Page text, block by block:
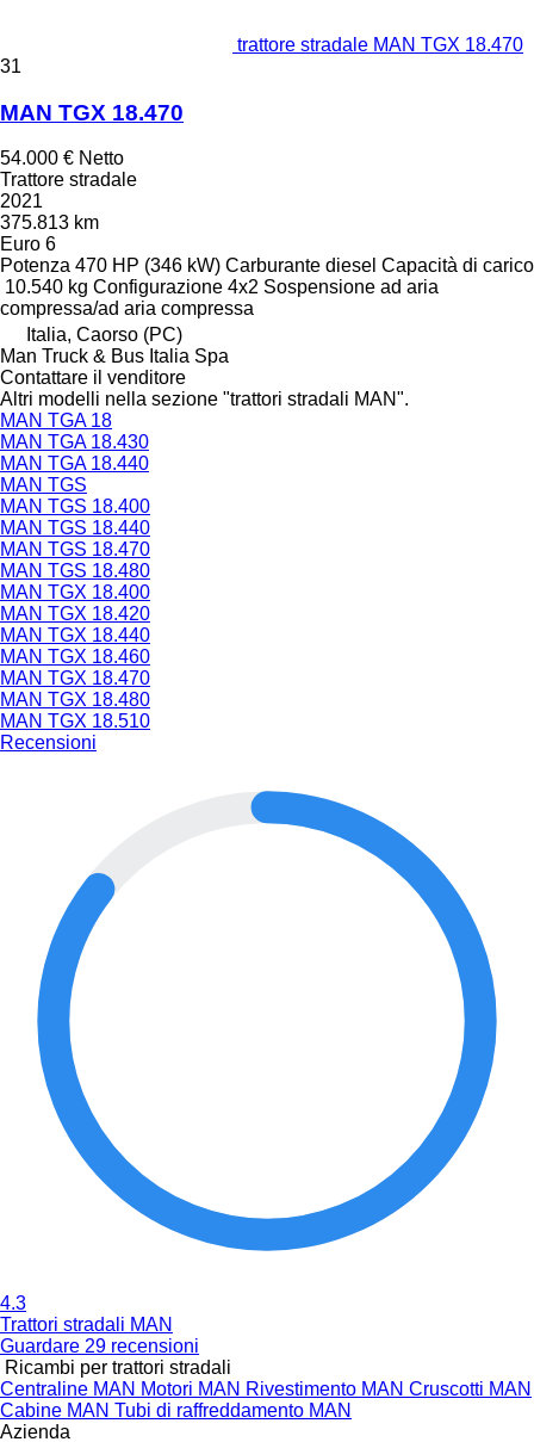
trattore stradale MAN TGX 18.470
31
MAN TGX 18.470
54.000 € Netto
Trattore stradale
2021
375.813 km
Euro 6
Potenza 470 HP (346 kW) Carburante diesel Capacità di carico
10.540 kg Configurazione 4x2 Sospensione ad aria
compressa/ad aria compressa
Italia, Caorso (PC)
Man Truck & Bus Italia Spa
Contattare il venditore
Altri modelli nella sezione "trattori stradali MAN".
MAN TGA 18
MAN TGA 18.430
MAN TGA 18.440
MAN TGS
MAN TGS 18.400
MAN TGS 18.440
MAN TGS 18.470
MAN TGS 18.480
MAN TGX 18.400
MAN TGX 18.420
MAN TGX 18.440
MAN TGX 18.460
MAN TGX 18.470
MAN TGX 18.480
MAN TGX 18.510
Recensioni
4.3
Trattori stradali MAN
Guardare 29 recensioni
Ricambi per trattori stradali
Centraline MAN Motori MAN Rivestimento MAN Cruscotti MAN
Cabine MAN Tubi di raffreddamento MAN
Azienda